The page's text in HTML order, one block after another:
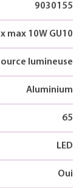
9030155
max 10W GU10
lumineuse
Aluminium
65
LED
Oui